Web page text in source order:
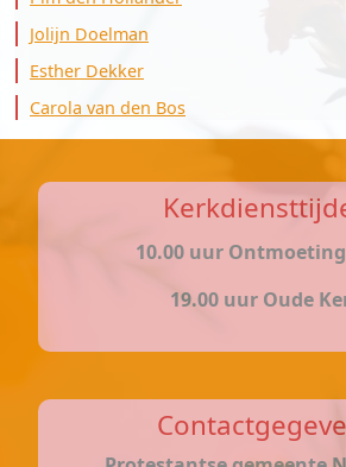
Jolijn Doelman
Esther Dekker
Carola van den Bos
10.00 uur
19.00 uur Oude